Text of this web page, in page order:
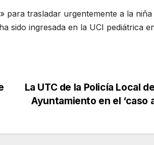
para trasladar urgentemente a la
sido ingresada en la UCI pediátrica
La UTC de la Policía Local
Ayuntamiento en el ‘caso